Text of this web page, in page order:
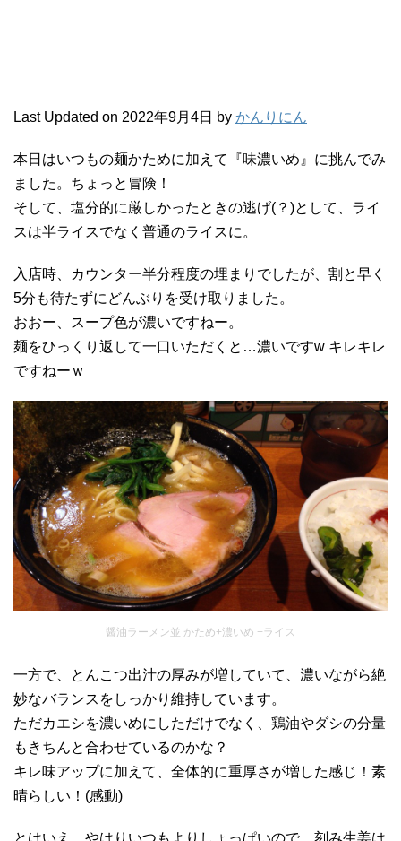
Last Updated on 2022年9月4日 by かんりにん
本日はいつもの麺かために加えて『味濃いめ』に挑んでみ
ました。ちょっと冒険！
そして、塩分的に厳しかったときの逃げ(？)として、ライ
スは半ライスでなく普通のライスに。
入店時、カウンター半分程度の埋まりでしたが、割と早く
5分も待たずにどんぶりを受け取りました。
おおー、スープ色が濃いですねー。
麺をひっくり返して一口いただくと…濃いですw キレキレ
ですねーｗ
醤油ラーメン並 かため+濃いめ +ライス
一方で、とんこつ出汁の厚みが増していて、濃いながら絶
妙なバランスをしっかり維持しています。
ただカエシを濃いめにしただけでなく、鶏油やダシの分量
もきちんと合わせているのかな？
キレ味アップに加えて、全体的に重厚さが増した感じ！素
晴らしい！(感動)
とはいえ、やはりいつもよりしょっぱいので、刻み生姜は